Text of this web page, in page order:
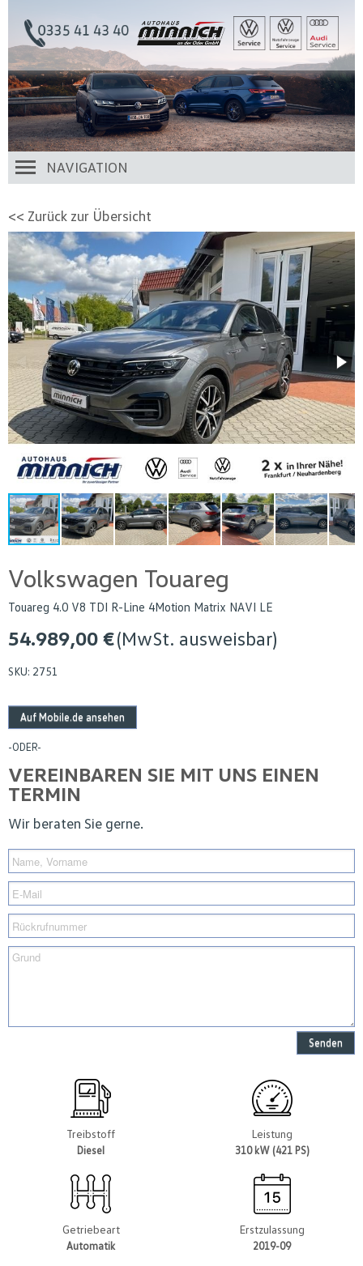
NAVIGATION
<< Zurück zur Übersicht
Volkswagen Touareg
Touareg 4.0 V8 TDI R-Line 4Motion Matrix NAVI LE
54.989,00 €(MwSt. ausweisbar)
SKU: 2751
Auf Mobile.de ansehen
-ODER-
VEREINBAREN SIE MIT UNS EINEN
TERMIN
Wir beraten Sie gerne.
Senden
Treibstoff
Diesel
Leistung
310 kW (421 PS)
Getriebeart
Automatik
Erstzulassung
2019-09